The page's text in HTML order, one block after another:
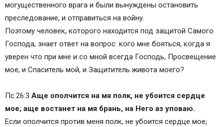
могущественного врага и были вынуждены остановить
преследование, и отправиться на войну.
Поэтому человек, которого находится под защитой Самого
Господа, знает ответ на вопрос: кого мне бояться, когда я
уверен что при мне и со мной всегда Господь, Просвещение
мое, и Спаситель мой, и Защититель живота моего?
Пс.26:3 Аще ополчится на мя полк, не убоится сердце
мое; аще востанет на мя брань, на Него аз уповаю.
Если ополчится против меня полк, не убоится сердце мое;